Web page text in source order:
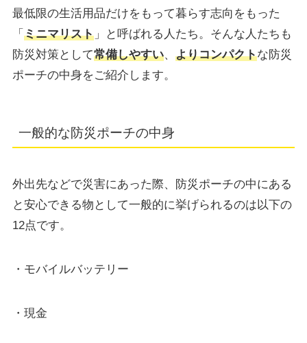
最低限の生活用品だけをもって暮らす志向をもった
「 ミニマリスト」と呼ばれる人たち。そんな人たちも
防災対策として常備しやすい、 よりコンパクトな防災
ポーチの中身をご紹介します。
一般的な防災ポーチの中身
外出先などで災害にあった際、防災ポーチの中にある
と安心できる物として一般的に挙げられるのは以下の
12点です。
・モバイルバッテリー
・現金